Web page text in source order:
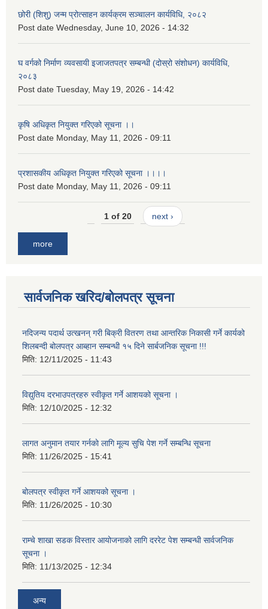
छोरी (शिशु) जन्म प्रोत्साहन कार्यक्रम सञ्चालन कार्यविधि, २०८२
Post date Wednesday, June 10, 2026 - 14:32
घ वर्गको निर्माण व्यवसायी इजाजतपत्र सम्बन्धी (दोस्रो संशोधन) कार्यविधि,
२०८३
Post date Tuesday, May 19, 2026 - 14:42
कृषि अधिकृत नियुक्त गरिएको सूचना ।।
Post date Monday, May 11, 2026 - 09:11
प्रशासकीय अधिकृत नियुक्त गरिएको सूचना ।।।।
Post date Monday, May 11, 2026 - 09:11
1 of 20 next ›
more
सार्वजनिक खरिद/बोलपत्र सूचना
नदिजन्य पदार्थ उत्खनन् गरी बिक्री वितरण तथा आन्तरिक निकासी गर्ने कार्यको
शिलबन्दी बोलपत्र आब्हान सम्बन्धी १५ दिने सार्बजनिक सूचना !!!
मिति: 12/11/2025 - 11:43
विद्युतिय दरभाउपत्रहरु स्वीकृत गर्ने आशयको सूचना ।
मिति: 12/10/2025 - 12:32
लागत अनुमान तयार गर्नकाे लागि मूल्य सुचि पेश गर्ने सम्बन्धि सूचना
मिति: 11/26/2025 - 15:41
बोलपत्र स्वीकृत गर्ने आशयको सूचना ।
मिति: 11/26/2025 - 10:30
राम्चे शाखा सडक विस्तार आयोजनाको लागि दररेट पेश सम्बन्धी सार्वजनिक
सूचना ।
मिति: 11/13/2025 - 12:34
अन्य